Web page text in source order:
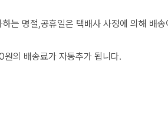
는 명절,공휴일은 택배사 사정에 의해 배송
의 배송료가 자동추가 됩니다.